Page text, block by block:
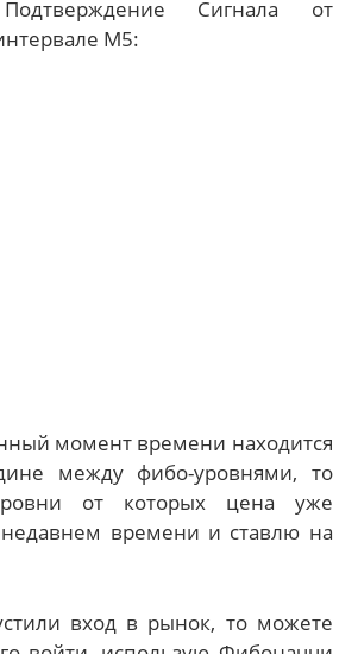
Сигнала от
M5:
момент времени находится
между фибо-уровнями, то
от которых цена уже
недавнем времени и ставлю на
вход в рынок, то можете